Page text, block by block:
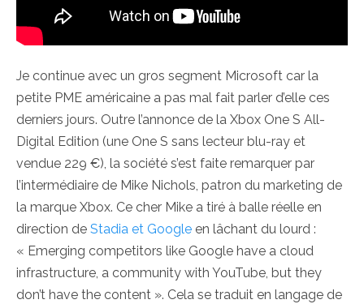
Je continue avec un gros segment Microsoft car la
petite PME américaine a pas mal fait parler d’elle ces
derniers jours. Outre l’annonce de la Xbox One S All-
Digital Edition (une One S sans lecteur blu-ray et
vendue 229 €), la société s’est faite remarquer par
l’intermédiaire de Mike Nichols, patron du marketing de
la marque Xbox. Ce cher Mike a tiré à balle réelle en
direction de Stadia et Google en lâchant du lourd :
« Emerging competitors like Google have a cloud
infrastructure, a community with YouTube, but they
don’t have the content ». Cela se traduit en langage de